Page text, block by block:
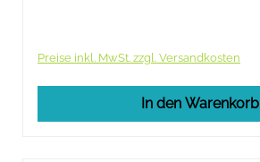
Preise inkl. MwSt. zzgl. Versandkosten
In den Warenkorb